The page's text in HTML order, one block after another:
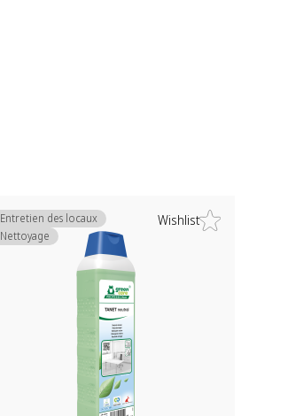
Wishlist
Entretien des locaux
Nettoyage